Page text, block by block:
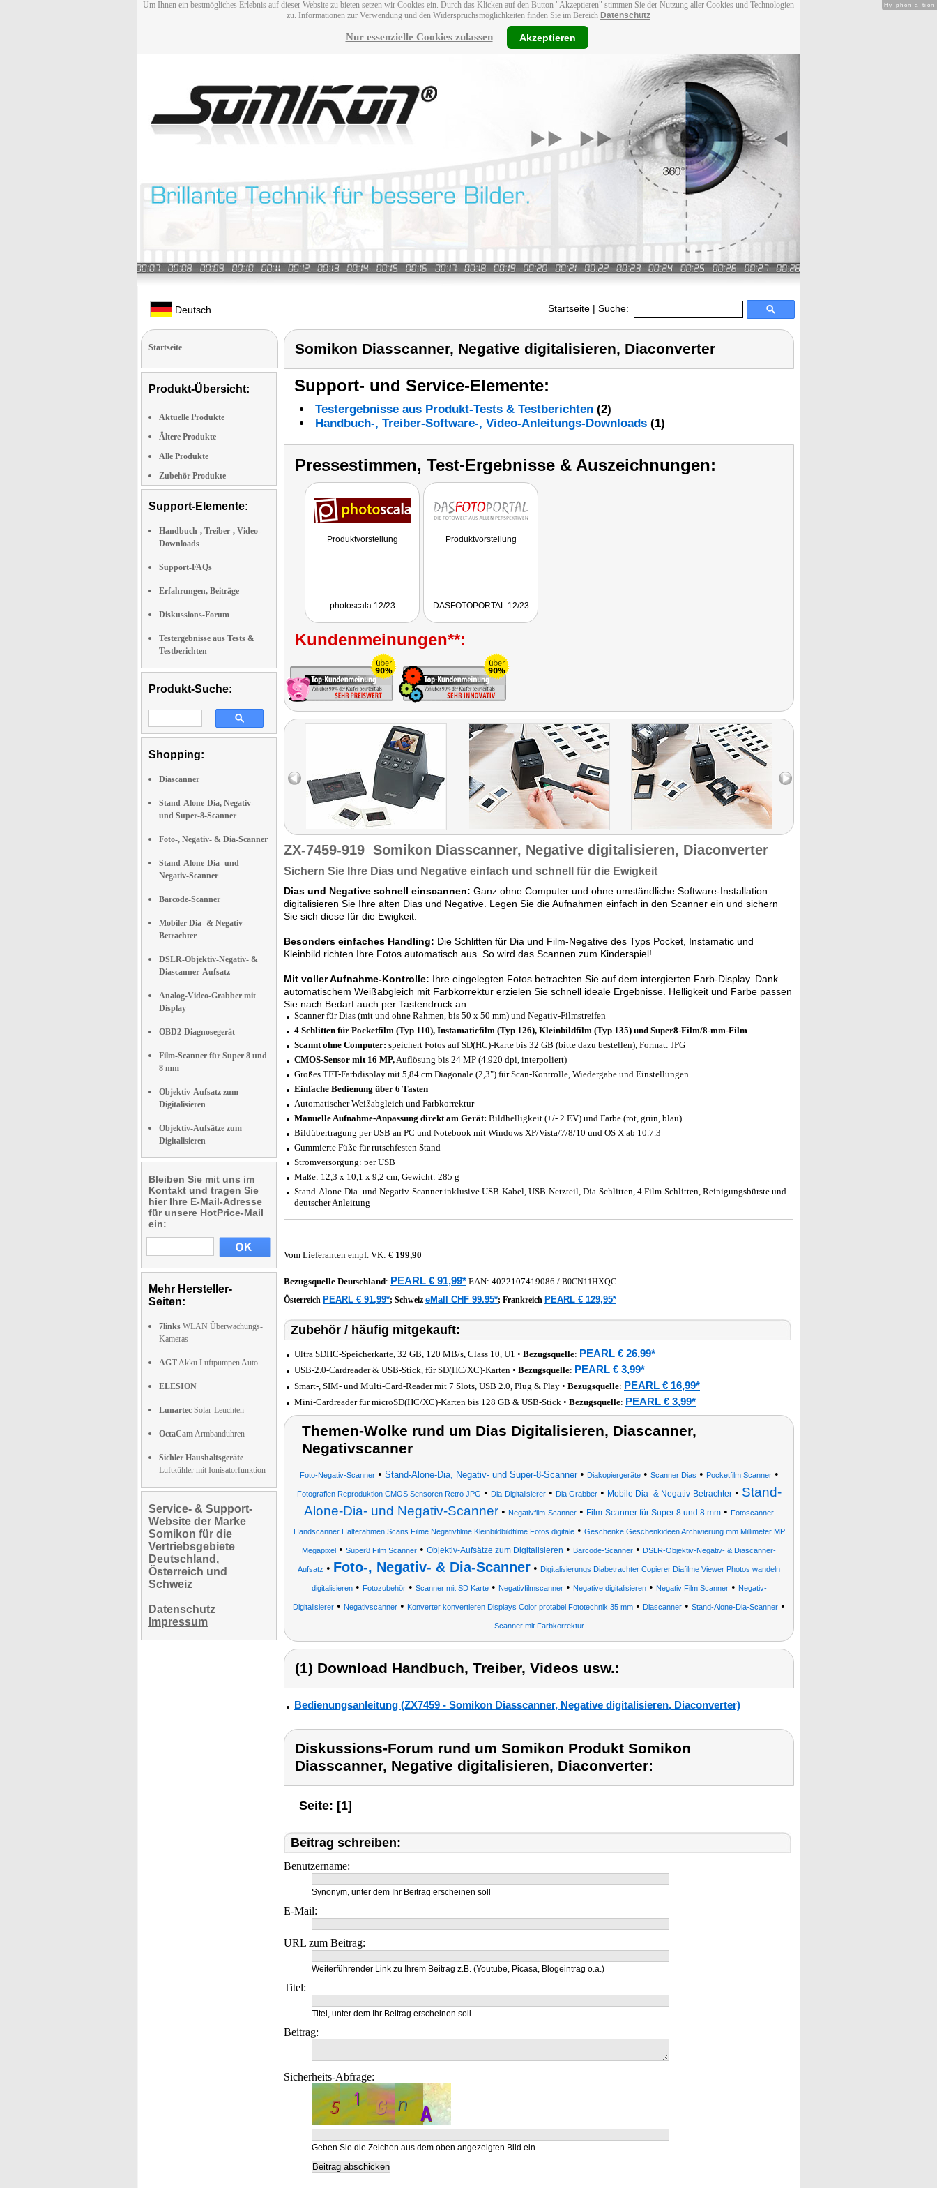
Um Ihnen ein bestmögliches Erlebnis auf dieser Website zu bieten setzen wir Cookies ein. Durch das Klicken auf den Button "Akzeptieren" stimmen Sie der Nutzung aller Cookies und Technologien
zu. Informationen zur Verwendung und den Widerspruchsmöglichkeiten finden Sie im Bereich Datenschutz
Nur essenzielle Cookies zulassen Akzeptieren
Deutsch Startseite | Suche:
Startseite
Produkt-Übersicht:
Aktuelle Produkte
Ältere Produkte
Alle Produkte
Zubehör Produkte
Support-Elemente:
Handbuch-, Treiber-, Video-
Downloads
Support-FAQs
Erfahrungen, Beiträge
Diskussions-Forum
Testergebnisse aus Tests &
Testberichten
Produkt-Suche:
Shopping:
Diascanner
Stand-Alone-Dia, Negativ-
und Super-8-Scanner
Foto-, Negativ- & Dia-Scanner
Stand-Alone-Dia- und
Negativ-Scanner
Barcode-Scanner
Mobiler Dia- & Negativ-
Betrachter
DSLR-Objektiv-Negativ- &
Diascanner-Aufsatz
Analog-Video-Grabber mit
Display
OBD2-Diagnosegerät
Film-Scanner für Super 8 und
8 mm
Objektiv-Aufsatz zum
Digitalisieren
Objektiv-Aufsätze zum
Digitalisieren
Bleiben Sie mit uns im
Kontakt und tragen Sie
hier Ihre E-Mail-Adresse
für unsere HotPrice-Mail
ein:
Mehr Hersteller-
Seiten:
7links WLAN Überwachungs-
Kameras
AGTAkku Luftpumpen Auto
ELESION
Lunartec Solar-Leuchten
OctaCamArmbanduhren
Sichler Haushaltsgeräte
Luftkühler mit Ionisatorfunktion
Service- & Support-
Website der Marke
Somikon für die
Vertriebsgebiete
Deutschland,
Österreich und
Schweiz
Datenschutz
Impressum
Somikon Diasscanner, Negative digitalisieren, Diaconverter
Support- und Service-Elemente:
Testergebnisse aus Produkt-Tests & Testberichten (2)
Handbuch-, Treiber-Software-, Video-Anleitungs-Downloads (1)
Pressestimmen, Test-Ergebnisse & Auszeichnungen:
Produktvorstellung
photoscala 12/23
Produktvorstellung
DASFOTOPORTAL 12/23
Kundenmeinungen**:
ZX-7459-919 Somikon Diasscanner, Negative digitalisieren, Diaconverter
Sichern Sie Ihre Dias und Negative einfach und schnell für die Ewigkeit
Dias und Negative schnell einscannen: Ganz ohne Computer und ohne umständliche Software-Installation
digitalisieren Sie Ihre alten Dias und Negative. Legen Sie die Aufnahmen einfach in den Scanner ein und sichern
Sie sich diese für die Ewigkeit.
Besonders einfaches Handling: Die Schlitten für Dia und Film-Negative des Typs Pocket, Instamatic und
Kleinbild richten Ihre Fotos automatisch aus. So wird das Scannen zum Kinderspiel!
Mit voller Aufnahme-Kontrolle: Ihre eingelegten Fotos betrachten Sie auf dem intergierten Farb-Display. Dank
automatischem Weißabgleich mit Farbkorrektur erzielen Sie schnell ideale Ergebnisse. Helligkeit und Farbe passen
Sie nach Bedarf auch per Tastendruck an.
Scanner für Dias (mit und ohne Rahmen, bis 50 x 50 mm) und Negativ-Filmstreifen
4 Schlitten für Pocketfilm (Typ 110), Instamaticfilm (Typ 126), Kleinbildfilm (Typ 135) und Super8-Film/8-mm-Film
Scannt ohne Computer: speichert Fotos auf SD(HC)-Karte bis 32 GB (bitte dazu bestellen), Format: JPG
CMOS-Sensor mit 16 MP,Auflösung bis 24 MP (4.920 dpi, interpoliert)
Großes TFT-Farbdisplay mit 5,84 cm Diagonale (2,3") für Scan-Kontrolle, Wiedergabe und Einstellungen
Einfache Bedienung über 6 Tasten
Automatischer Weißabgleich und Farbkorrektur
Manuelle Aufnahme-Anpassung direkt am Gerät: Bildhelligkeit (+/- 2 EV) und Farbe (rot, grün, blau)
Bildübertragung per USB an PC und Notebook mit Windows XP/Vista/7/8/10 und OS X ab 10.7.3
Gummierte Füße für rutschfesten Stand
Stromversorgung: per USB
Maße: 12,3 x 10,1 x 9,2 cm, Gewicht: 285 g
Stand-Alone-Dia- und Negativ-Scanner inklusive USB-Kabel, USB-Netzteil, Dia-Schlitten, 4 Film-Schlitten, Reinigungsbürste und
deutscher Anleitung
Vom Lieferanten empf. VK: € 199,90
Bezugsquelle Deutschland: PEARL € 91,99* EAN: 4022107419086 / B0CN11HXQC
Österreich PEARL € 91,99*; Schweiz eMall CHF 99.95*; Frankreich PEARL € 129,95*
Zubehör / häufig mitgekauft:
Ultra SDHC-Speicherkarte, 32 GB, 120 MB/s, Class 10, U1 • Bezugsquelle: PEARL € 26,99*
USB-2.0-Cardreader & USB-Stick, für SD(HC/XC)-Karten • Bezugsquelle: PEARL € 3,99*
Smart-, SIM- und Multi-Card-Reader mit 7 Slots, USB 2.0, Plug & Play • Bezugsquelle: PEARL € 16,99*
Mini-Cardreader für microSD(HC/XC)-Karten bis 128 GB & USB-Stick • Bezugsquelle: PEARL € 3,99*
Themen-Wolke rund um Dias Digitalisieren, Diascanner,
Negativscanner
Foto-Negativ-Scanner• Stand-Alone-Dia, Negativ- und Super-8-Scanner• Diakopiergeräte• Scanner Dias • Pocketfilm Scanner•
Fotografien Reproduktion CMOS Sensoren Retro JPG • Dia-Digitalisierer• Dia Grabber• Mobile Dia- & Negativ-Betrachter• Stand-
Alone-Dia- und Negativ-Scanner • Negativfilm-Scanner • Film-Scanner für Super 8 und 8 mm • Fotoscanner
Handscanner Halterahmen Scans Filme Negativfilme Kleinbildbildfilme Fotos digitale• Geschenke Geschenkideen Archivierung mm Millimeter MP
Megapixel • Super8 Film Scanner • Objektiv-Aufsätze zum Digitalisieren • Barcode-Scanner • DSLR-Objektiv-Negativ- & Diascanner-
Aufsatz • Foto-, Negativ- & Dia-Scanner • Digitalisierungs Diabetrachter Copierer Diafilme Viewer Photos wandeln
digitalisieren• Fotozubehör• Scanner mit SD Karte• Negativfilmscanner• Negative digitalisieren• Negativ Film Scanner• Negativ-
Digitalisierer • Negativscanner • Konverter konvertieren Displays Color protabel Fototechnik 35 mm • Diascanner • Stand-Alone-Dia-Scanner •
Scanner mit Farbkorrektur
(1) Download Handbuch, Treiber, Videos usw.:
Bedienungsanleitung (ZX7459 - Somikon Diasscanner, Negative digitalisieren, Diaconverter)
Diskussions-Forum rund um Somikon Produkt Somikon
Diasscanner, Negative digitalisieren, Diaconverter:
Seite: [1]
Beitrag schreiben:
Benutzername:
Synonym, unter dem Ihr Beitrag erscheinen soll
E-Mail:
URL zum Beitrag:
Weiterführender Link zu Ihrem Beitrag z.B. (Youtube, Picasa, Blogeintrag o.a.)
Titel:
Titel, unter dem Ihr Beitrag erscheinen soll
Beitrag:
Sicherheits-Abfrage:
Geben Sie die Zeichen aus dem oben angezeigten Bild ein
Hy-phen-a-tion